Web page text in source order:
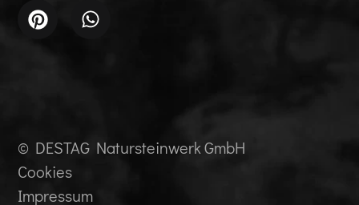
© DESTAG Natursteinwerk GmbH
Cookies
Impressum